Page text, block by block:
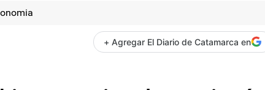
+ Agregar El Diario de Catamarca en